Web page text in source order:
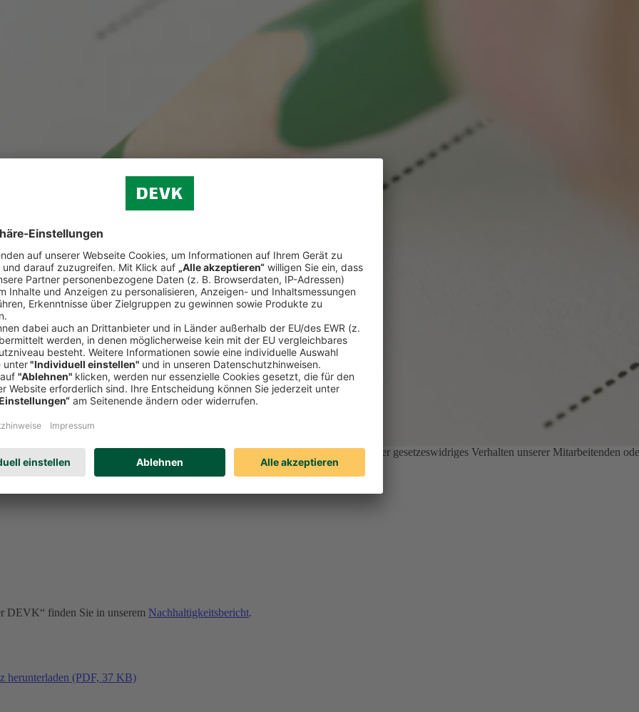
wichtige Rolle. Sollte es dennoch zu Verstößen kommen, kann unethisches oder gesetzeswidriges Verhalten unserer Mitarbeitenden
Erfahren Sie auf unserer Compliance-Seite u. a.:
DEVK“ finden Sie in unserem Nachhaltigkeitsbericht.
herunterladen (PDF, 37 KB)